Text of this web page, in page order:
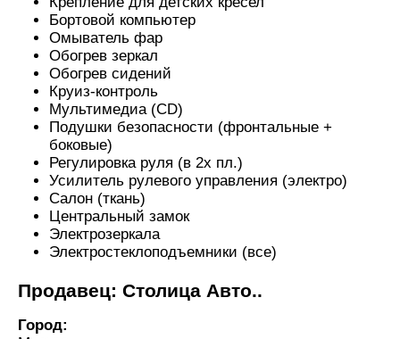
Бортовой компьютер
Омыватель фар
Обогрев зеркал
Обогрев сидений
Круиз-контроль
Мультимедиа (CD)
Подушки безопасности (фронтальные +
боковые)
Регулировка руля (в 2х пл.)
Усилитель рулевого управления (электро)
Салон (ткань)
Центральный замок
Электрозеркала
Электростеклоподъемники (все)
Продавец: Столица Авто..
Город: